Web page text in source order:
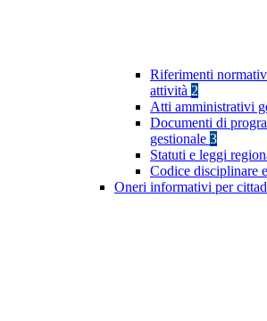
Riferimenti
attività 2
Atti amministrativi
Documenti di
gestionale 3
Statuti e leggi
Codice disciplinare
Oneri informativi per